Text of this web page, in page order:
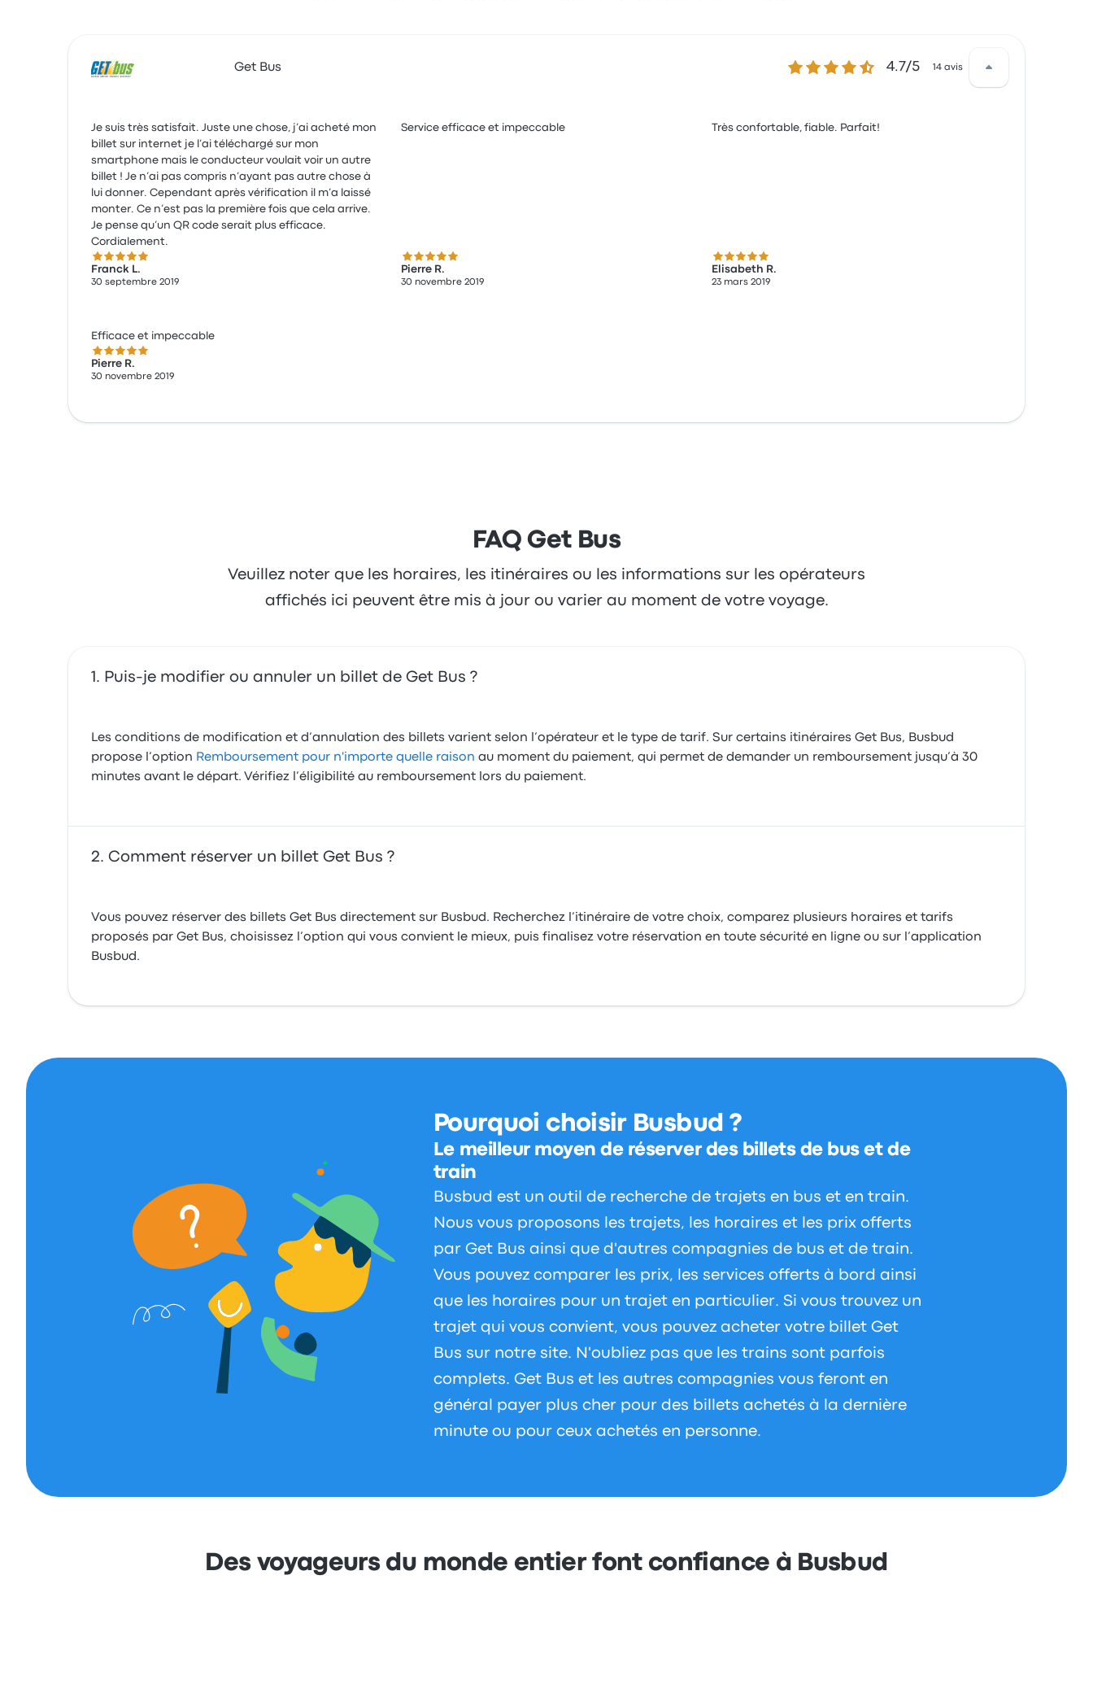
Get Bus 4.7 sur 5 étoiles 4.7/5 14 avis
Je suis très satisfait. Juste une chose, j’ai acheté mon
billet sur internet je l’ai téléchargé sur mon
smartphone mais le conducteur voulait voir un autre
billet ! Je n’ai pas compris n’ayant pas autre chose à
lui donner. Cependant après vérification il m’a laissé
monter. Ce n’est pas la première fois que cela arrive.
Je pense qu’un QR code serait plus efficace.
Cordialement.
5.0 sur 5 étoiles
Franck L.
30 septembre 2019
Service efficace et impeccable
5.0 sur 5 étoiles
Pierre R.
30 novembre 2019
Très confortable, fiable. Parfait!
5.0 sur 5 étoiles
Elisabeth R.
23 mars 2019
Efficace et impeccable
5.0 sur 5 étoiles
Pierre R.
30 novembre 2019
FAQ Get Bus
Veuillez noter que les horaires, les itinéraires ou les informations sur les opérateurs
affichés ici peuvent être mis à jour ou varier au moment de votre voyage.
Puis-je modifier ou annuler un billet de Get Bus ?
Les conditions de modification et d’annulation des billets varient selon l’opérateur et le type de tarif. Sur certains itinéraires Get Bus, Busbud
propose l’option Remboursement pour n'importe quelle raison au moment du paiement, qui permet de demander un remboursement jusqu’à 30
minutes avant le départ. Vérifiez l’éligibilité au remboursement lors du paiement.
Comment réserver un billet Get Bus ?
Vous pouvez réserver des billets Get Bus directement sur Busbud. Recherchez l’itinéraire de votre choix, comparez plusieurs horaires et tarifs
proposés par Get Bus, choisissez l’option qui vous convient le mieux, puis finalisez votre réservation en toute sécurité en ligne ou sur l’application
Busbud.
Pourquoi choisir Busbud ?
Le meilleur moyen de réserver des billets de bus et de
train
Busbud est un outil de recherche de trajets en bus et en train.
Nous vous proposons les trajets, les horaires et les prix offerts
par Get Bus ainsi que d'autres compagnies de bus et de train.
Vous pouvez comparer les prix, les services offerts à bord ainsi
que les horaires pour un trajet en particulier. Si vous trouvez un
trajet qui vous convient, vous pouvez acheter votre billet Get
Bus sur notre site. N'oubliez pas que les trains sont parfois
complets. Get Bus et les autres compagnies vous feront en
général payer plus cher pour des billets achetés à la dernière
minute ou pour ceux achetés en personne.
Des voyageurs du monde entier font confiance à Busbud